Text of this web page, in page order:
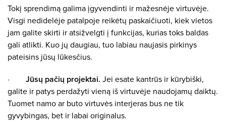
Tokį sprendimą galima įgyvendinti ir mažesnėje virtuvėje.
Visgi nedidelėje patalpoje reikėtų paskaičiuoti, kiek vietos
jam galite skirti ir atsižvelgti į funkcijas, kurias toks baldas
gali atlikti. Kuo jų daugiau, tuo labiau naujasis pirkinys
pateisins jūsų lūkesčius.
· Jūsų pačių projektai. Jei esate kantrūs ir kūrybiški,
galite ir patys perdažyti vieną iš virtuvėje naudojamų daiktų.
Tuomet namo ar buto virtuvės interjeras bus ne tik
gyvybingas, bet ir labai originalus.